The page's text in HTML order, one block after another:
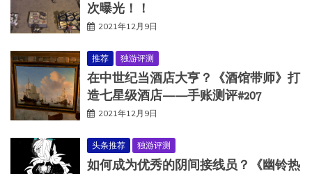
次曝光！！
2021年12月9日
推荐 独游评测
在中世纪当酒店大亨？《酒馆带师》打
造七星级酒店——手账测评#207
2021年12月9日
头条推荐 独游评测
如何成为优秀的阴间接线员？《幽铃热